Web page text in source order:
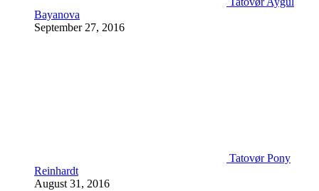
Bayanova
September 27, 2016
Tatovør Pony
Reinhardt
August 31, 2016